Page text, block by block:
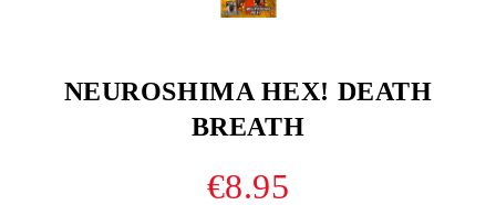
NEUROSHIMA HEX! DEATH
BREATH
€8.95